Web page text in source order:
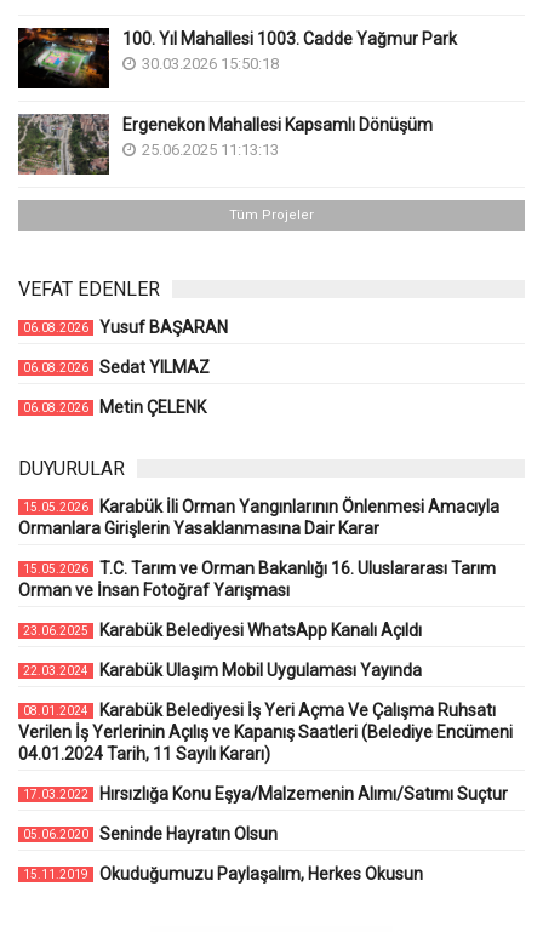
100. Yıl Mahallesi 1003. Cadde Yağmur Park
30.03.2026 15:50:18
Ergenekon Mahallesi Kapsamlı Dönüşüm
25.06.2025 11:13:13
Tüm Projeler
VEFAT EDENLER
06.08.2026 Yusuf BAŞARAN
06.08.2026 Sedat YILMAZ
06.08.2026 Metin ÇELENK
DUYURULAR
15.05.2026
Karabük İli Orman Yangınlarının Önlenmesi Amacıyla
Ormanlara Girişlerin Yasaklanmasına Dair Karar
15.05.2026
T.C. Tarım ve Orman Bakanlığı 16. Uluslararası Tarım
Orman ve İnsan Fotoğraf Yarışması
23.06.2025 Karabük Belediyesi WhatsApp Kanalı Açıldı
22.03.2024 Karabük Ulaşım Mobil Uygulaması Yayında
08.01.2024
Karabük Belediyesi İş Yeri Açma Ve Çalışma Ruhsatı
Verilen İş Yerlerinin Açılış ve Kapanış Saatleri (Belediye Encümeni
04.01.2024 Tarih, 11 Sayılı Kararı)
17.03.2022 Hırsızlığa Konu Eşya/Malzemenin Alımı/Satımı Suçtur
05.06.2020 Seninde Hayratın Olsun
15.11.2019 Okuduğumuzu Paylaşalım, Herkes Okusun